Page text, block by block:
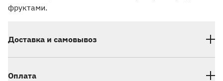
фруктами.
Доставка и самовывоз
Оплата